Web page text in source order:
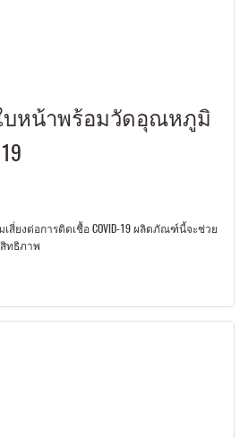
บหน้าพร้อมวัดอุณหภูมิ
สี่ยงต่อการติดเชื้อ COVID-19 ผลิตภัณฑ์นี้จะช่วย
ทธิภาพ